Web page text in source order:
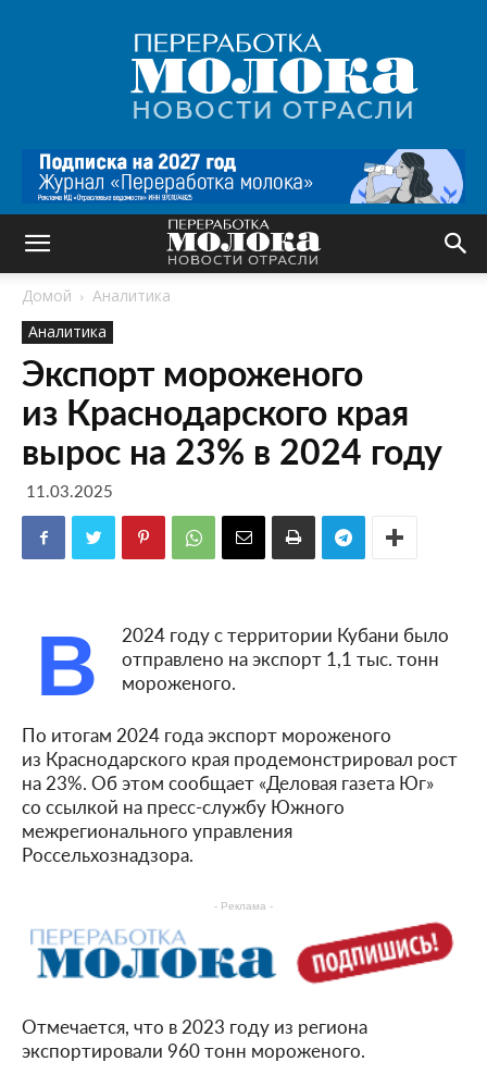
Переработка
молока
|
Новости
Домой
Аналитика
Аналитика
Экспорт мороженого
из Краснодарского края
вырос на 23% в 2024 году
11.03.2025
В
2024 году с территории Кубани было
отправлено на экспорт 1,1 тыс. тонн
мороженого.
По итогам 2024 года экспорт мороженого
из Краснодарского края продемонстрировал рост
на 23%. Об этом сообщает «Деловая газета Юг»
со ссылкой на пресс-службу Южного
межрегионального управления
Россельхознадзора.
- Реклама -
Отмечается, что в 2023 году из региона
экспортировали 960 тонн мороженого.